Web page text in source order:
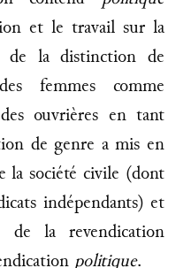
et le travail sur la
de la distinction de
femmes comme
ouvrières en tant
de genre a mis en
la société civile (dont
indépendants) et
de la revendication
politique.